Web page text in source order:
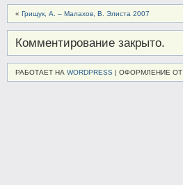
« Грищук, А. – Малахов, В. Элиста 2007
Комментирование закрыто.
РАБОТАЕТ НА WORDPRESS | ОФОРМЛЕНИЕ ОТ